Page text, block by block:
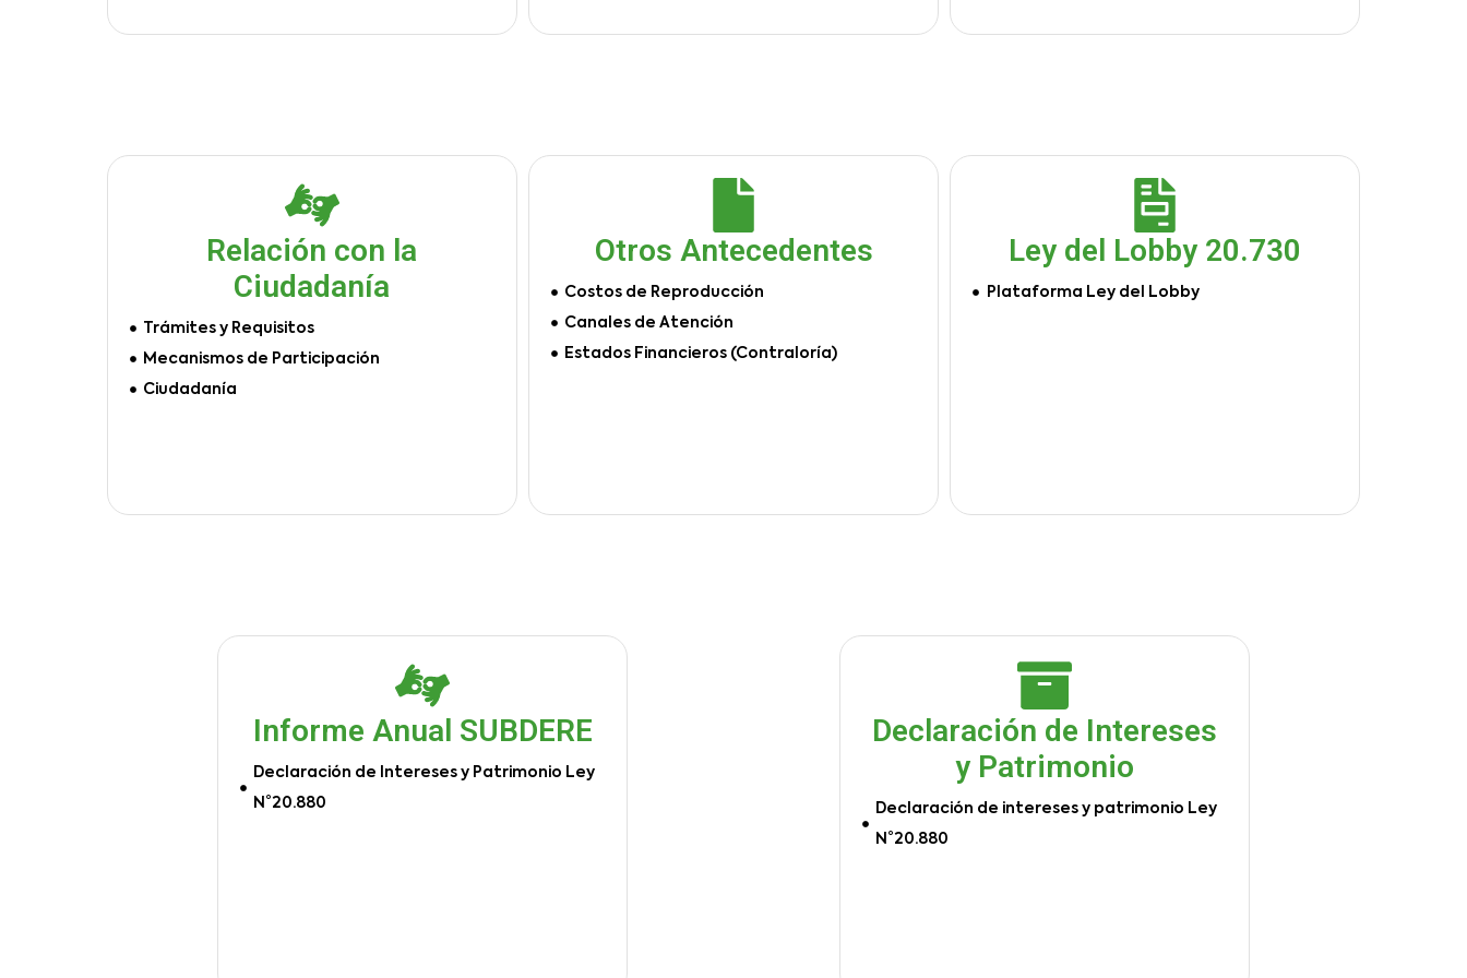
Relación con la
Ciudadanía
Trámites y Requisitos
Mecanismos de Participación
Ciudadanía
Otros Antecedentes
Costos de Reproducción
Canales de Atención
Estados Financieros (Contraloría)
Ley del Lobby 20.730
Plataforma Ley del Lobby
Informe Anual SUBDERE
Declaración de Intereses y Patrimonio Ley
N°20.880
Declaración de Intereses
y Patrimonio
Declaración de intereses y patrimonio Ley
N°20.880